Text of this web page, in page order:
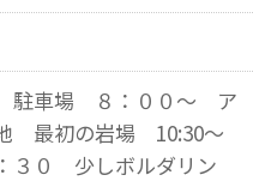
駐車場 ８：００～ ア
最初の岩場 10:30～
３０ 少しボルダリン